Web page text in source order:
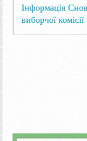
Інформація
виборчої комісії